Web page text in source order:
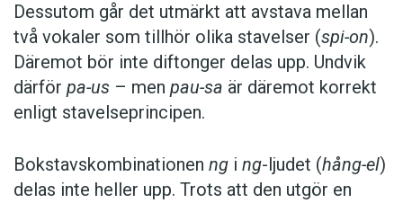
Dessutom går det utmärkt att avstava mellan
två vokaler som tillhör olika stavelser (spi-on).
Däremot bör inte diftonger delas upp. Undvik
därför pa-us – men pau-sa är däremot korrekt
enligt stavelseprincipen.
Bokstavskombinationen ng i ng-ljudet (hång-el)
delas inte heller upp. Trots att den utgör en